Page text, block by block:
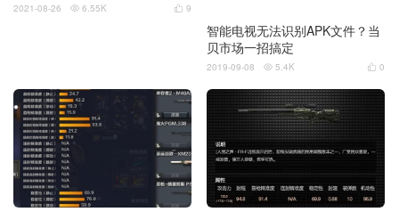
 9
2021-08-26  6.55K
智能电视无法识别APK文件？当
贝市场一招搞定
 0
2019-09-08  5.4K